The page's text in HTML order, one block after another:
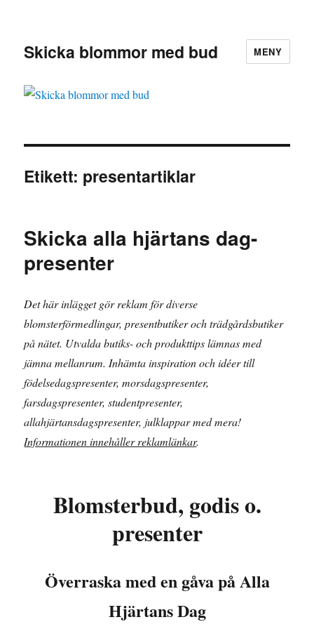
Skicka blommor med bud MENY
Etikett: presentartiklar
Skicka alla hjärtans dag-
presenter
Det här inlägget gör reklam för diverse
blomsterförmedlingar, presentbutiker och trädgårdsbutiker
på nätet. Utvalda butiks- och produkttips lämnas med
jämna mellanrum. Inhämta inspiration och idéer till
födelsedagspresenter, morsdagspresenter,
farsdagspresenter, studentpresenter,
allahjärtansdagspresenter, julklappar med mera!
Informationen innehåller reklamlänkar.
Blomsterbud, godis o.
presenter
Överraska med en gåva på Alla
Hjärtans Dag